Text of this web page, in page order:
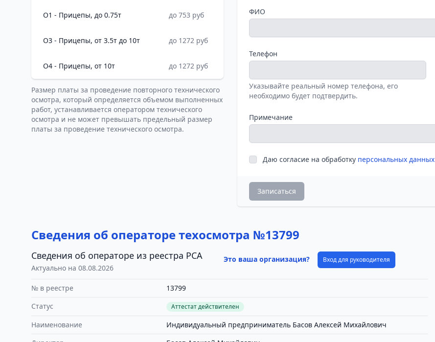
O1 - Прицепы, до 0.75т до 753 руб
O3 - Прицепы, от 3.5т до 10т до 1272 руб
O4 - Прицепы, от 10т до 1272 руб
Размер платы за проведение повторного технического
осмотра, который определяется объемом выполненных
работ, устанавливается оператором технического
осмотра и не может превышать предельный размер
платы за проведение технического осмотра.
ФИО
Телефон
Указывайте реальный номер телефона, его
необходимо будет подтвердить.
Примечание
Даю согласие на обработку персональных данных
Записаться
Сведения об операторе техосмотра №13799
Сведения об операторе из реестра РСА
Актуально на 08.08.2026
Это ваша организация? Вход для руководителя
№ в реестре
13799
Статус
Аттестат действителен
Наименование
Индивидуальный предприниматель Басов Алексей Михайлович